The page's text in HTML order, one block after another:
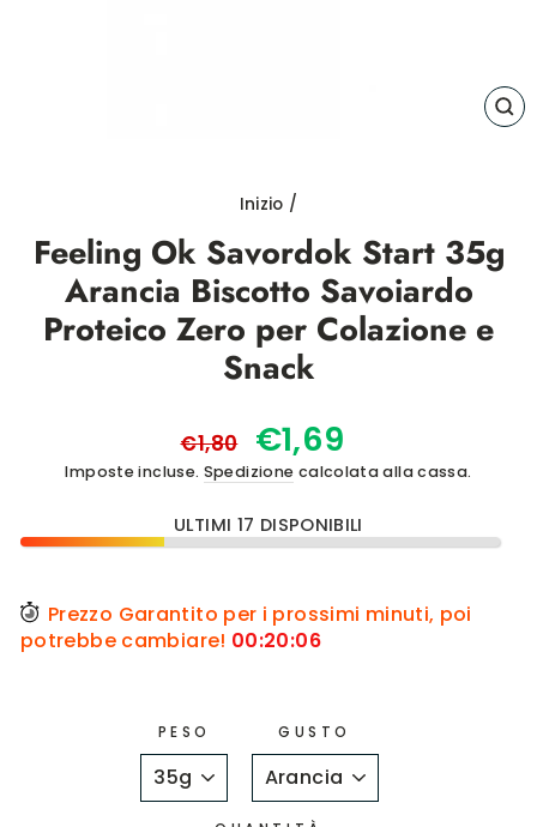
Inizio /
Feeling Ok Savordok Start 35g
Arancia Biscotto Savoiardo
Proteico Zero per Colazione e
Snack
Prezzo
di
listino
€1,80
Prezzo
scontato
€1,69
Imposte incluse. Spedizione calcolata alla cassa.
ULTIMI 17 DISPONIBILI
Prezzo Garantito per i prossimi minuti, poi
potrebbe cambiare! 00:20:06
PESO GUSTO